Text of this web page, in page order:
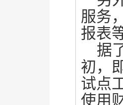
服务
报表
据
初，
试点
使用